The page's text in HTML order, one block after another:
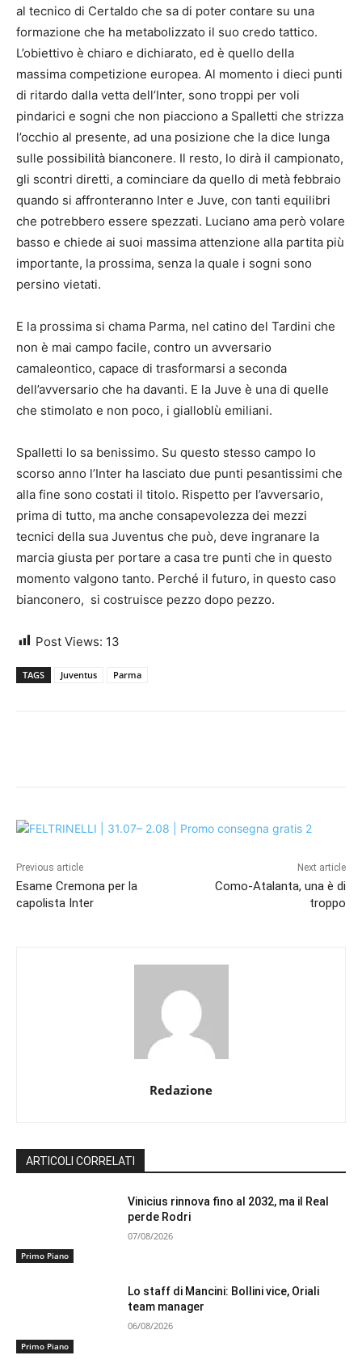
al tecnico di Certaldo che sa di poter contare su una
formazione che ha metabolizzato il suo credo tattico.
L’obiettivo è chiaro e dichiarato, ed è quello della
massima competizione europea. Al momento i dieci punti
di ritardo dalla vetta dell’Inter, sono troppi per voli
pindarici e sogni che non piacciono a Spalletti che strizza
l’occhio al presente, ad una posizione che la dice lunga
sulle possibilità bianconere. Il resto, lo dirà il campionato,
gli scontri diretti, a cominciare da quello di metà febbraio
quando si affronteranno Inter e Juve, con tanti equilibri
che potrebbero essere spezzati. Luciano ama però volare
basso e chiede ai suoi massima attenzione alla partita più
importante, la prossima, senza la quale i sogni sono
persino vietati.
E la prossima si chama Parma, nel catino del Tardini che
non è mai campo facile, contro un avversario
camaleontico, capace di trasformarsi a seconda
dell’avversario che ha davanti. E la Juve è una di quelle
che stimolato e non poco, i gialloblù emiliani.
Spalletti lo sa benissimo. Su questo stesso campo lo
scorso anno l’Inter ha lasciato due punti pesantissimi che
alla fine sono costati il titolo. Rispetto per l’avversario,
prima di tutto, ma anche consapevolezza dei mezzi
tecnici della sua Juventus che può, deve ingranare la
marcia giusta per portare a casa tre punti che in questo
momento valgono tanto. Perché il futuro, in questo caso
bianconero, si costruisce pezzo dopo pezzo.
Post Views: 13
TAGS Juventus Parma
Previous article
Esame Cremona per la
capolista Inter
Next article
Como-Atalanta, una è di
troppo
Redazione
ARTICOLI CORRELATI
Primo Piano
Vinicius rinnova fino al 2032, ma il Real
perde Rodri
07/08/2026
Primo Piano
Lo staff di Mancini: Bollini vice, Oriali
team manager
06/08/2026